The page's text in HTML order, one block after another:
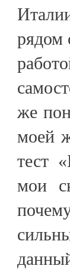
рядом
же
моей
тест
мои